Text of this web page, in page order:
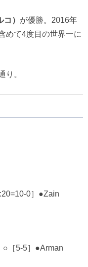
） が優勝。2016年
めて4度目の世界一に
り。
0］●Zain
○［5-5］●Arman